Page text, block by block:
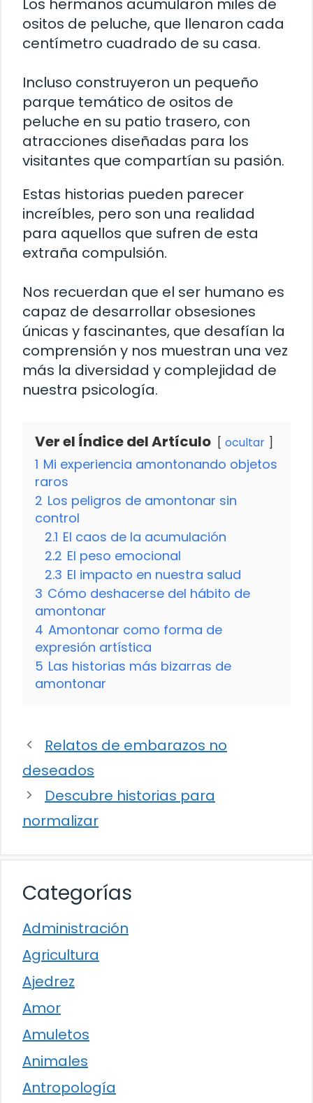
Los hermanos acumularon miles de
ositos de peluche, que llenaron cada
centímetro cuadrado de su casa.
Incluso construyeron un pequeño
parque temático de ositos de
peluche en su patio trasero, con
atracciones diseñadas para los
visitantes que compartían su pasión.
Estas historias pueden parecer
increíbles, pero son una realidad
para aquellos que sufren de esta
extraña compulsión.
Nos recuerdan que el ser humano es
capaz de desarrollar obsesiones
únicas y fascinantes, que desafían la
comprensión y nos muestran una vez
más la diversidad y complejidad de
nuestra psicología.
Ver el Índice del Artículo ocultar
1 Mi experiencia amontonando objetos
raros
2 Los peligros de amontonar sin
control
2.1 El caos de la acumulación
2.2 El peso emocional
2.3 El impacto en nuestra salud
3 Cómo deshacerse del hábito de
amontonar
4 Amontonar como forma de
expresión artística
5 Las historias más bizarras de
amontonar
Relatos de embarazos no
deseados
Descubre historias para
normalizar
Categorías
Administración
Agricultura
Ajedrez
Amor
Amuletos
Animales
Antropología